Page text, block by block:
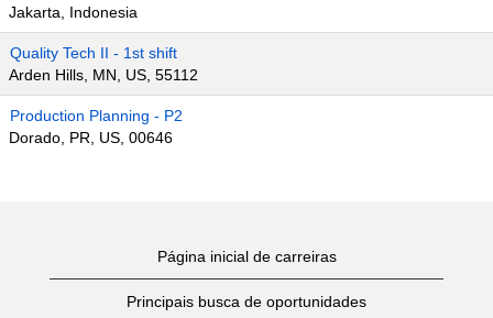
Jakarta, Indonesia
Quality Tech II - 1st shift
Arden Hills, MN, US, 55112
Production Planning - P2
Dorado, PR, US, 00646
Página inicial de carreiras
Principais busca de oportunidades